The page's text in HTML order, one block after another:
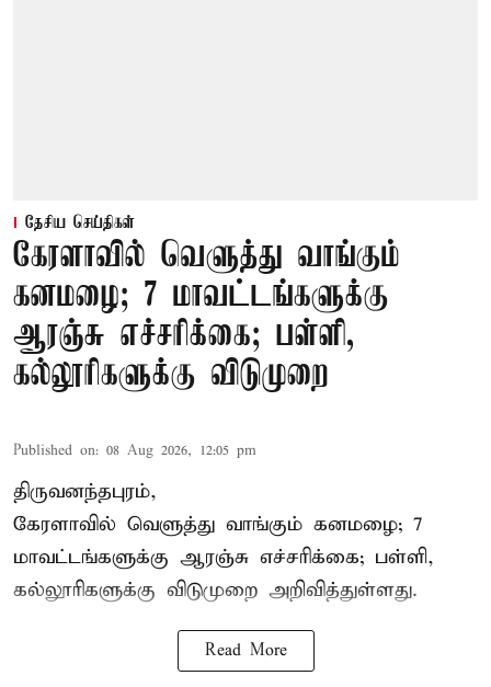
தேசிய செய்திகள்
கேரளாவில் வெளுத்து வாங்கும்
கனமழை; 7 மாவட்டங்களுக்கு
ஆரஞ்சு எச்சரிக்கை; பள்ளி,
கல்லூரிகளுக்கு விடுமுறை
Published on: 08 Aug 2026, 12:05 pm
திருவனந்தபுரம்,
கேரளாவில் வெளுத்து வாங்கும் கனமழை; 7
மாவட்டங்களுக்கு ஆரஞ்சு எச்சரிக்கை; பள்ளி,
கல்லூரிகளுக்கு விடுமுறை அறிவித்துள்ளது.
Read More